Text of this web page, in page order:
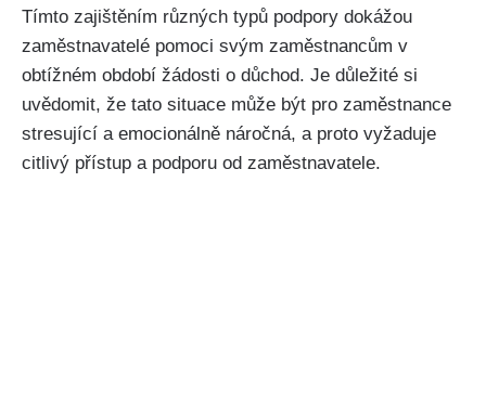
Tímto zajištěním různých typů podpory dokážou
zaměstnavatelé pomoci svým zaměstnancům v
obtížném období žádosti o důchod. Je důležité si
uvědomit, že tato situace může být pro zaměstnance
stresující a emocionálně náročná, a proto vyžaduje
citlivý přístup a podporu od zaměstnavatele.